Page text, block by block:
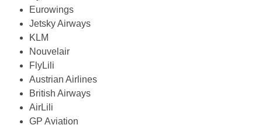
Eurowings
Jetsky Airways
KLM
Nouvelair
FlyLili
Austrian Airlines
British Airways
AirLili
GP Aviation